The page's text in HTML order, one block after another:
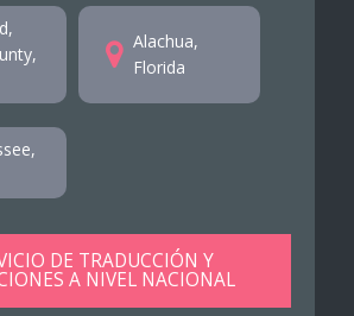
Alachua,
Florida
DE TRADUCCIÓN Y
A NIVEL NACIONAL